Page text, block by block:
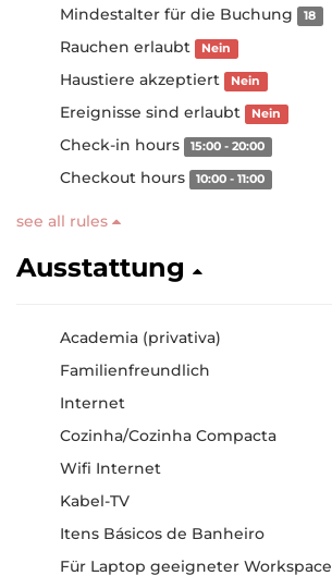
Mindestalter für die Buchung 18
Rauchen erlaubt Nein
Haustiere akzeptiert Nein
Ereignisse sind erlaubt Nein
Check-in hours 15:00 - 20:00
Checkout hours 10:00 - 11:00
see all rules
Ausstattung
Academia (privativa)
Familienfreundlich
Internet
Cozinha/Cozinha Compacta
Wifi Internet
Kabel-TV
Itens Básicos de Banheiro
Für Laptop geeigneter Workspace